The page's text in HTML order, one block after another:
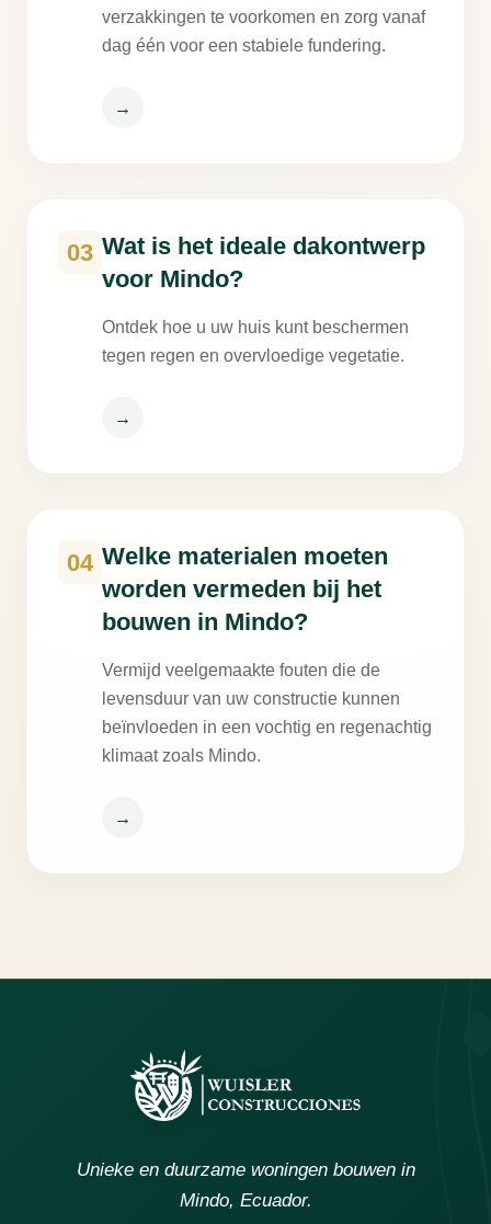
verzakkingen te voorkomen en zorg vanaf
dag één voor een stabiele fundering.
→
03 Wat is het ideale dakontwerp
voor Mindo?
Ontdek hoe u uw huis kunt beschermen
tegen regen en overvloedige vegetatie.
→
04 Welke materialen moeten
worden vermeden bij het
bouwen in Mindo?
Vermijd veelgemaakte fouten die de
levensduur van uw constructie kunnen
beïnvloeden in een vochtig en regenachtig
klimaat zoals Mindo.
→
Unieke en duurzame woningen bouwen in
Mindo, Ecuador.